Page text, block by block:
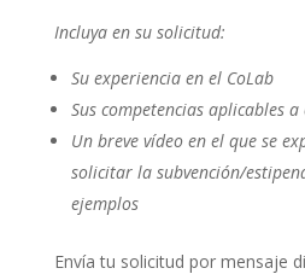
Incluya en su solicitud:
Su experiencia en el CoLab
Sus competencias aplicables a
Un breve vídeo en el que se
solicitar la subvención/
ejemplos
Envía tu solicitud por mensaje